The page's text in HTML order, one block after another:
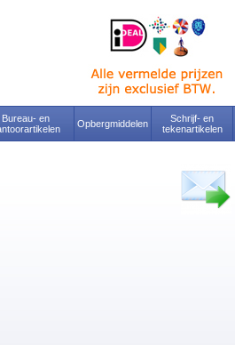
Bureau- en
Opbergmiddelen
Schrijf- en
tekenartikelen